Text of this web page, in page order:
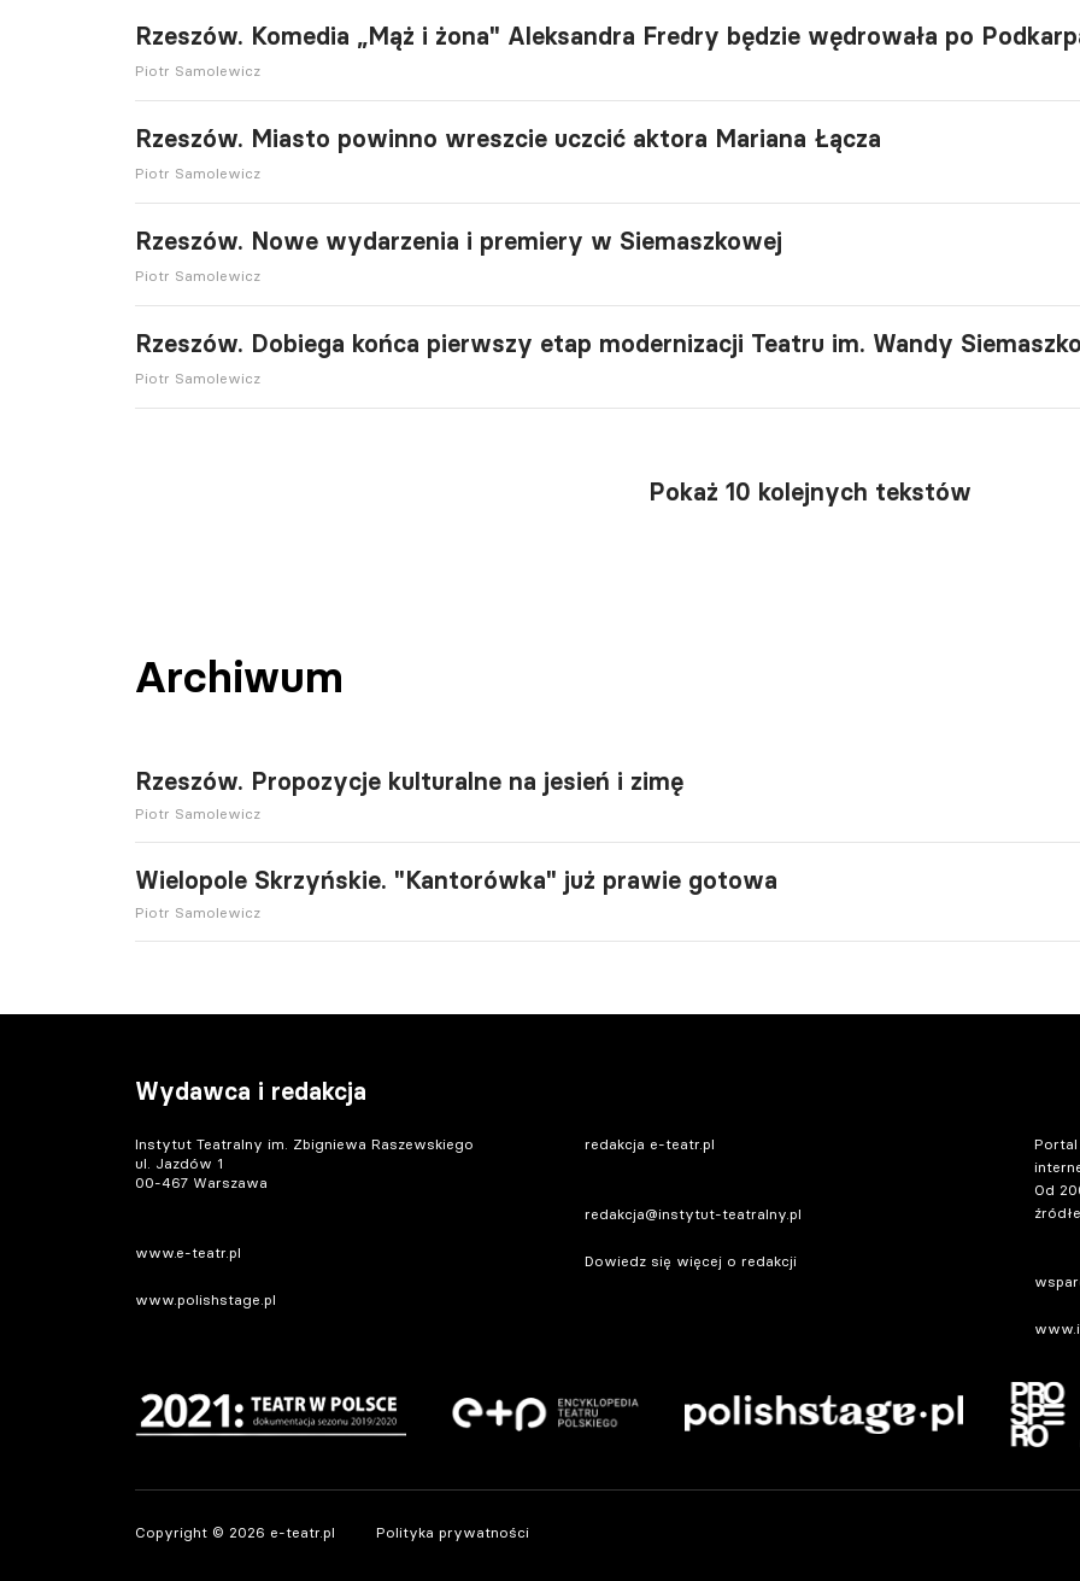
Rzeszów. Komedia „Mąż i żona" Aleksandra Fredry będzie wędrowała po
Piotr Samolewicz
Rzeszów. Miasto powinno wreszcie uczcić aktora Mariana Łącza
Piotr Samolewicz
Rzeszów. Nowe wydarzenia i premiery w Siemaszkowej
Piotr Samolewicz
Rzeszów. Dobiega końca pierwszy etap modernizacji Teatru im. Wandy
Piotr Samolewicz
Pokaż 10 kolejnych tekstów
Archiwum
Rzeszów. Propozycje kulturalne na jesień i zimę
Piotr Samolewicz
Wielopole Skrzyńskie. "Kantorówka" już prawie gotowa
Piotr Samolewicz
Wydawca i redakcja
Instytut Teatralny im. Zbigniewa Raszewskiego
ul. Jazdów 1
00-467 Warszawa
www.e-teatr.pl
www.polishstage.pl
redakcja e-teatr.pl
redakcja@instytut-teatralny.pl
Dowiedz się więcej o redakcji
Od
Copyright © 2026 e-teatr.pl Polityka prywatności